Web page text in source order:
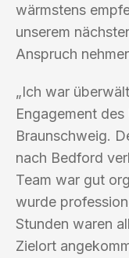
wärmstens
unserem
Anspruch
„Ich war
Engagement
Braunschweig.
nach Bedford
Team war gut
wurde
Stunden waren
Zielort